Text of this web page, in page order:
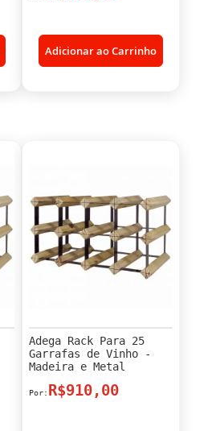
Adicionar ao Carrinho
Adega Rack Para 25
Garrafas de Vinho -
Madeira e Metal
R$910,00